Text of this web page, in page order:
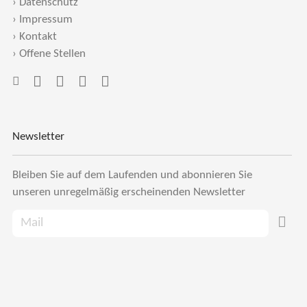
› Datenschutz
›
Impressum
› Kontakt
› Offene Stellen
Newsletter
Bleiben Sie auf dem Laufenden und abonnieren Sie
unseren unregelmäßig erscheinenden Newsletter